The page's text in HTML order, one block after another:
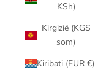
KSh)
Kirgizië (KGS
som)
Kiribati (EUR €)